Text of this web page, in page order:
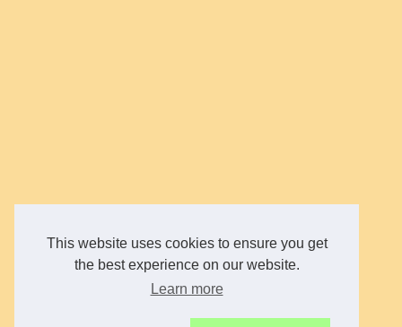
This website uses cookies to ensure you get
the best experience on our website.
Learn more